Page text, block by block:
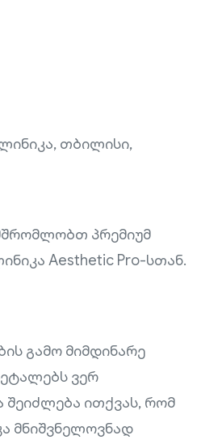
თბილისი,
პრემიუმ
Aesthetic Pro-სთან.
გამო მიმდინარე
ვერ
შეიძლება ითქვას, რომ
მნიშვნელოვნად